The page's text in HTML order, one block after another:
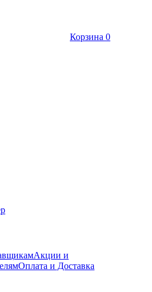
Корзина 0
Акции и
Оплата и Доставка